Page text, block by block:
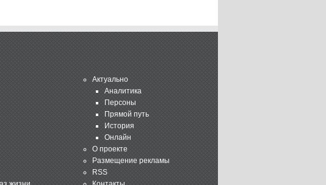
Актуально
Аналитика
Персоны
Прямой путь
История
Онлайн
О проекте
Размещение рекламы
RSS